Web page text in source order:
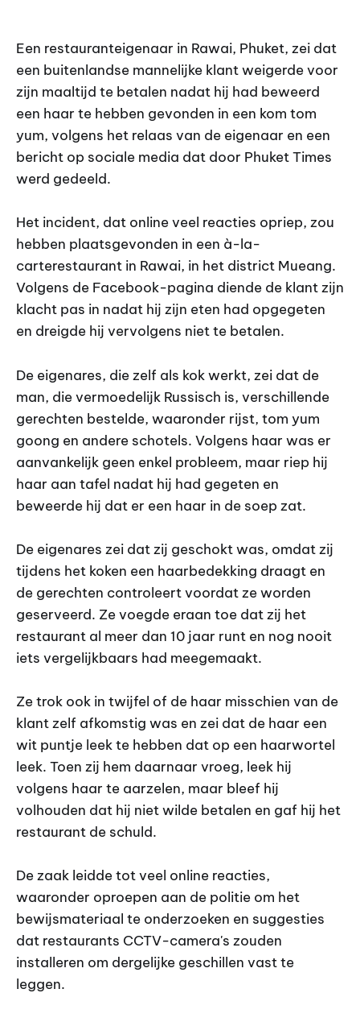
Een restauranteigenaar in Rawai, Phuket, zei dat
een buitenlandse mannelijke klant weigerde voor
zijn maaltijd te betalen nadat hij had beweerd
een haar te hebben gevonden in een kom tom
yum, volgens het relaas van de eigenaar en een
bericht op sociale media dat door Phuket Times
werd gedeeld.
Het incident, dat online veel reacties opriep, zou
hebben plaatsgevonden in een à-la-
carterestaurant in Rawai, in het district Mueang.
Volgens de Facebook-pagina diende de klant zijn
klacht pas in nadat hij zijn eten had opgegeten
en dreigde hij vervolgens niet te betalen.
De eigenares, die zelf als kok werkt, zei dat de
man, die vermoedelijk Russisch is, verschillende
gerechten bestelde, waaronder rijst, tom yum
goong en andere schotels. Volgens haar was er
aanvankelijk geen enkel probleem, maar riep hij
haar aan tafel nadat hij had gegeten en
beweerde hij dat er een haar in de soep zat.
De eigenares zei dat zij geschokt was, omdat zij
tijdens het koken een haarbedekking draagt en
de gerechten controleert voordat ze worden
geserveerd. Ze voegde eraan toe dat zij het
restaurant al meer dan 10 jaar runt en nog nooit
iets vergelijkbaars had meegemaakt.
Ze trok ook in twijfel of de haar misschien van de
klant zelf afkomstig was en zei dat de haar een
wit puntje leek te hebben dat op een haarwortel
leek. Toen zij hem daarnaar vroeg, leek hij
volgens haar te aarzelen, maar bleef hij
volhouden dat hij niet wilde betalen en gaf hij het
restaurant de schuld.
De zaak leidde tot veel online reacties,
waaronder oproepen aan de politie om het
bewijsmateriaal te onderzoeken en suggesties
dat restaurants CCTV-camera's zouden
installeren om dergelijke geschillen vast te
leggen.